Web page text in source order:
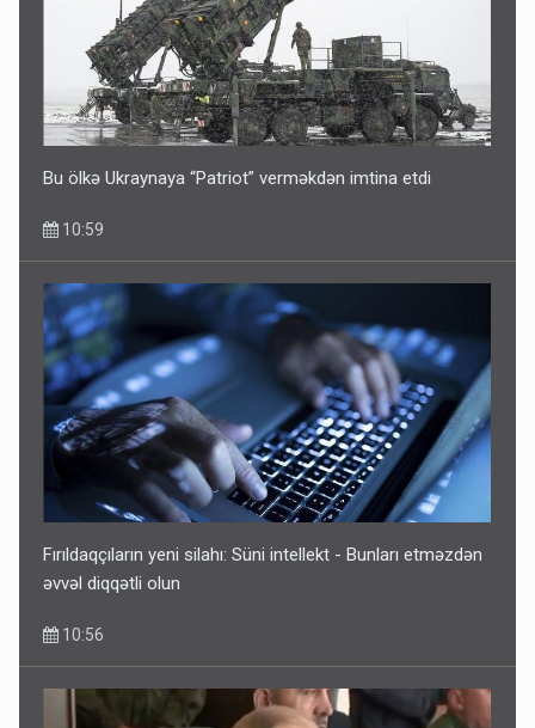
Bu ölkə Ukraynaya “Patriot” verməkdən imtina etdi
10:59
Fırıldaqçıların yeni silahı: Süni intellekt - Bunları etməzdən
əvvəl diqqətli olun
10:56